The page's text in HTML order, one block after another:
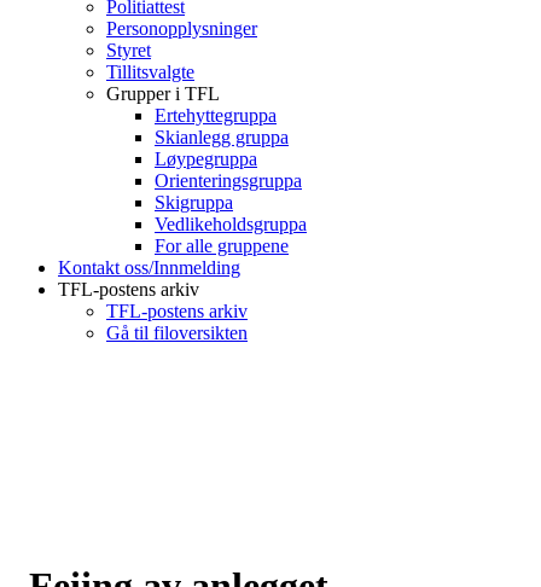
Politiattest
Personopplysninger
Styret
Tillitsvalgte
Grupper i TFL
Ertehyttegruppa
Skianlegg gruppa
Løypegruppa
Orienteringsgruppa
Skigruppa
Vedlikeholdsgruppa
For alle gruppene
Kontakt oss/Innmelding
TFL-postens arkiv
TFL-postens arkiv
Gå til filoversikten